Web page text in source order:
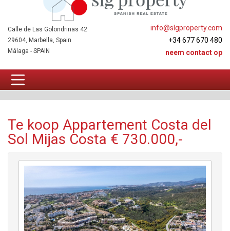
info@slgproperty.com
+34 677 670 480
neem contact op
Calle de Las Golondrinas 42
29604, Marbella, Spain
Málaga - SPAIN
Te koop Appartement Costa del
Sol Mijas Costa € 730.000,-